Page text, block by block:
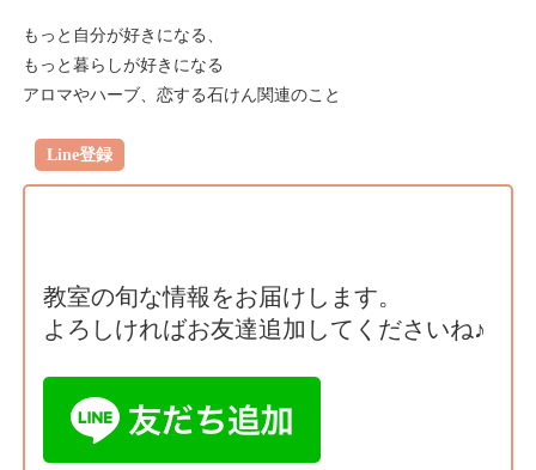
もっと自分が好きになる、
もっと暮らしが好きになる
アロマやハーブ、恋する石けん関連のこと
Line登録
教室の旬な情報をお届けします。
よろしければお友達追加してくださいね♪